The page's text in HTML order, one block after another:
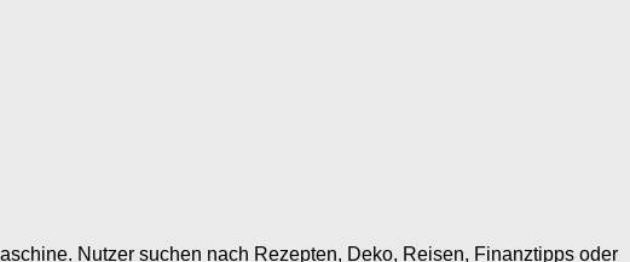
Nutzer suchen nach Rezepten, Deko, Reisen, Finanztipps oder